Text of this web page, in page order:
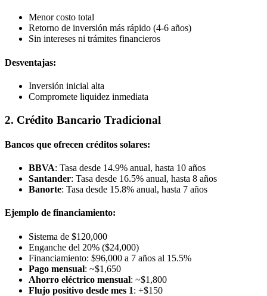
Menor costo total
Retorno de inversión más rápido (4-6 años)
Sin intereses ni trámites financieros
Desventajas:
Inversión inicial alta
Compromete liquidez inmediata
2. Crédito Bancario Tradicional
Bancos que ofrecen créditos solares:
BBVA: Tasa desde 14.9% anual, hasta 10 años
Santander: Tasa desde 16.5% anual, hasta 8 años
Banorte: Tasa desde 15.8% anual, hasta 7 años
Ejemplo de financiamiento:
Sistema de $120,000
Enganche del 20% ($24,000)
Financiamiento: $96,000 a 7 años al 15.5%
Pago mensual: ~$1,650
Ahorro eléctrico mensual: ~$1,800
Flujo positivo desde mes 1: +$150